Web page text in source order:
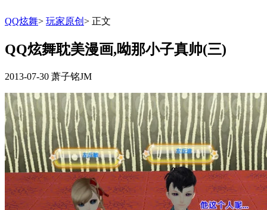
QQ炫舞> 玩家原创 > 正文
QQ炫舞耽美漫画,呦那小子真帅(三)
2013-07-30 萧子铭JM